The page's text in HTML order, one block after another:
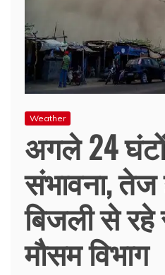
Weather
अगले 24
संभावना,
बिजली से रहे
मौसम विभाग